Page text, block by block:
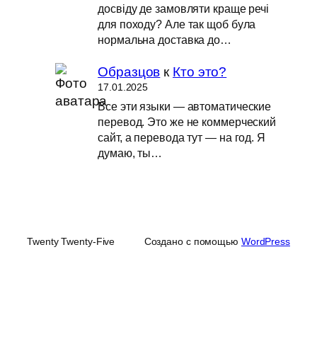
досвіду де замовляти краще речі
для походу? Але так щоб була
нормальна доставка до…
Образцов к Кто это?
17.01.2025
Все эти языки — автоматические
перевод. Это же не коммерческий
сайт, а перевода тут — на год. Я
думаю, ты…
Twenty Twenty-Five Создано с помощью WordPress